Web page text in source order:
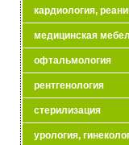
кардиология,
медицинская
офтальмология
рентгенология
стерилизация
урология,